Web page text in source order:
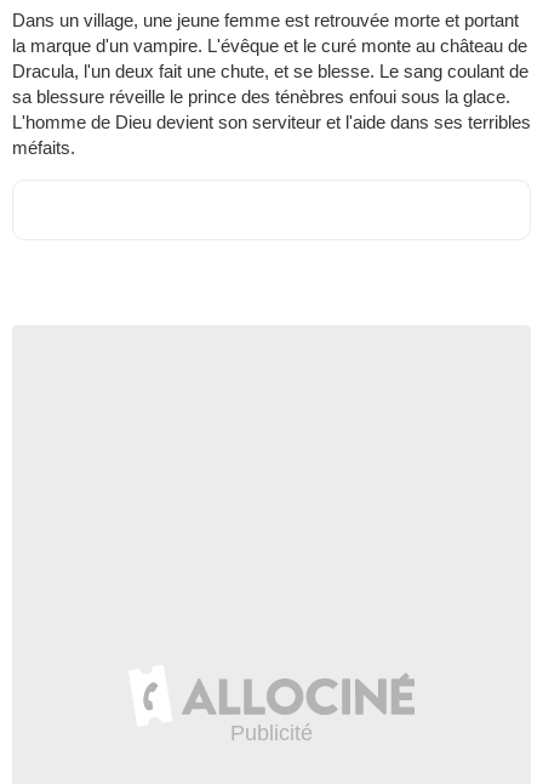
Dans un village, une jeune femme est retrouvée morte et portant
la marque d'un vampire. L'évêque et le curé monte au château de
Dracula, l'un deux fait une chute, et se blesse. Le sang coulant de
sa blessure réveille le prince des ténèbres enfoui sous la glace.
L'homme de Dieu devient son serviteur et l'aide dans ses terribles
méfaits.